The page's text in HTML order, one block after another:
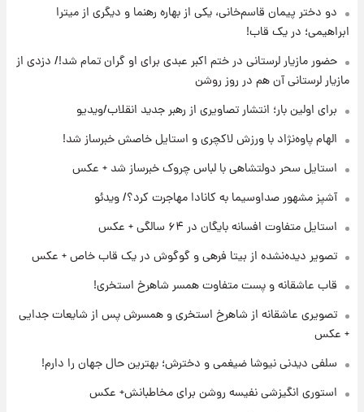
لیونل مسی عزادار شد! + جزئیات
۲۳ ساعت پیش
لحظه برخورد رعد و برق به ساختمان مرکز تجارت
جهانی در آمریکا + فیلم
۲۳ ساعت پیش
برای اولین بار؛ انتشار تصاویری از رهبر جدید
انقلاب/ویدیو
تصاویر عمامه بستن به شیوه خاتمی/ویدیو
دو دختر پیمان قاسم‌خانی، یکی از بهاره رهنما و دیگری از میترا
ابراهیمی؛ در یک قاب!
حضور مازیار لرستانی در ختم اکبر عبدی برای او گران تمام شد!/ دزدی از
مازیار لرستانی آن هم در روز روشن
برای اولین بار؛ انتشار تصاویری از رهبر جدید انقلاب/ویدیو
الهام پاوه‌نژاد با ورزش لاکچری و استایل خاصش خبرساز شد!
استایل سحر دولتشاهی با لباس چروک خبرساز شد + عکس
آشپز مشهور صداوسیما به کانادا مهاجرت کرد؟/ ویدئو
استایل متفاوت افسانه بایگان در ۶۴ سالگی + عکس
تصویر دیده‌نشده از بیتا فرهی و گوگوش در یک قاب خاص + عکس
قاب عاشقانه و پست متفاوت همسر شاهرخ استخری!
تصویری عاشقانه از شاهرخ استخری و همسرش پس از شایعات جدایی
+ عکس
سلفی دیدنی نیوشا ضیغمی و دخترش؛ بهترین حال جهان را دارم!
استوری انگیزشی نفیسه روشن برای مخاطبانش+ عکس